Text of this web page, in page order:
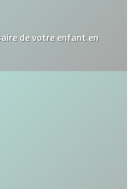
de votre enfant en